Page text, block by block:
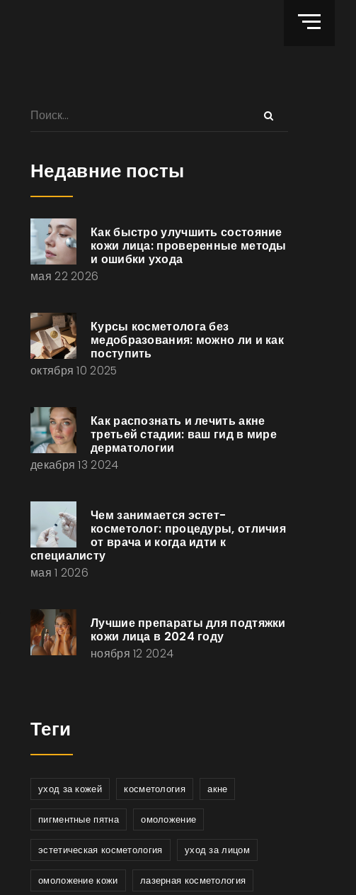
Недавние посты
Как быстро улучшить состояние
кожи лица: проверенные методы
и ошибки ухода
мая 22 2026
Курсы косметолога без
медобразования: можно ли и как
поступить
октября 10 2025
Как распознать и лечить акне
третьей стадии: ваш гид в мире
дерматологии
декабря 13 2024
Чем занимается эстет-
косметолог: процедуры, отличия
от врача и когда идти к
специалисту
мая 1 2026
Лучшие препараты для подтяжки
кожи лица в 2024 году
ноября 12 2024
Теги
уход за кожей косметология акне
пигментные пятна омоложение
эстетическая косметология уход за лицом
омоложение кожи лазерная косметология